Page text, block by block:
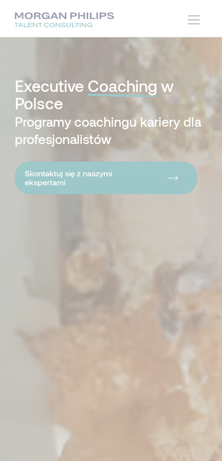
Executive Coaching w
Polsce
Programy coachingu kariery dla
profesjonalistów
Skontaktuj się z naszymi
ekspertami